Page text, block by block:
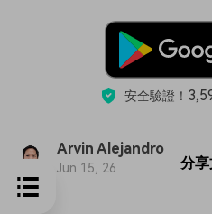
安全驗證！
Arvin Alejandro
Jun 15, 26 分